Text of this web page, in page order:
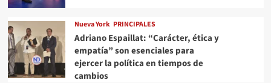
Nueva York PRINCIPALES
Adriano Espaillat: “Carácter, ética y
empatía” son esenciales para
ejercer la política en tiempos de
cambios